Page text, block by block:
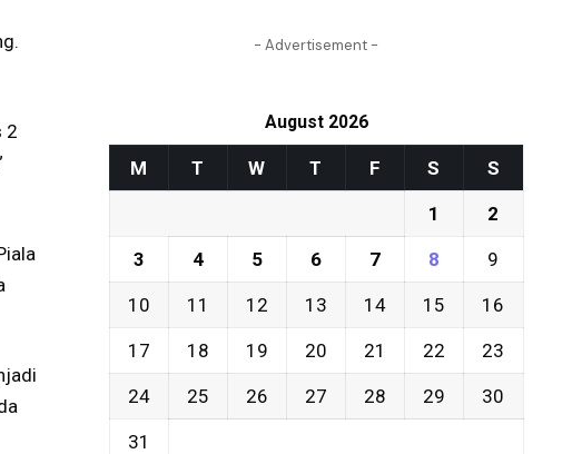
2
- Advertisement -
August 2026
M T W T F S S
1 2
3 4 5 6 7 8 9
10 11 12 13 14 15 16
17 18 19 20 21 22 23
24 25 26 27 28 29 30
31